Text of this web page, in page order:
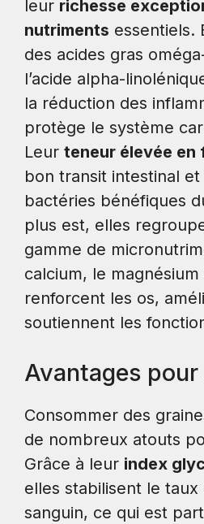
leur richesse
nutriments essentiels.
des acides gras
l’acide alpha-
la réduction des
protège le système
Leur teneur élevée en
bon transit intestinal
bactéries bénéfiques
plus est, elles
gamme de
calcium, le
renforcent les os,
soutiennent les
Avantages
Consommer des
de nombreux atouts
Grâce à leur index
elles stabilisent le taux
sanguin, ce qui est